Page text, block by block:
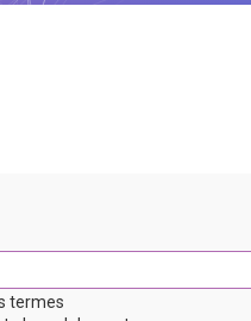
termes